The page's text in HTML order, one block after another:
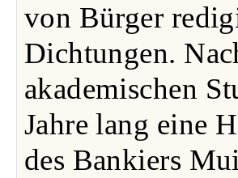
von Bürger
Dichtungen.
akademischen
Jahre lang eine
des Bankiers